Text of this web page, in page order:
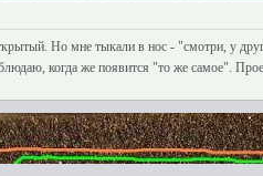
Но мне тыкали в нос - "смотри, у
когда же появится "то же самое".